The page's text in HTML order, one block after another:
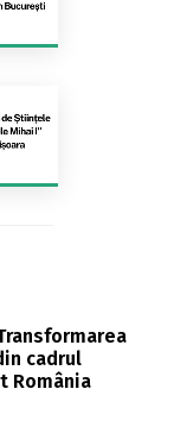
cadrul
România